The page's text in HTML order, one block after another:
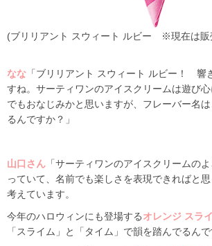
(ブリリアント スウィート ルビー ※現在は販
なな 「ブリリアント スウィート ルビー！ 響
すね。サーティワンのアイスクリームは遊び
でもおなじみかと思いますが、フレーバー名
るんですか？」
山口さん 「サーティワンのアイスクリームのよ
っていて、名前でも楽しさを表現できればと
考えています。
今年のハロウィンにも登場するオレンジ スラ
「スライム」と「タイム」で韻を踏んでるんで